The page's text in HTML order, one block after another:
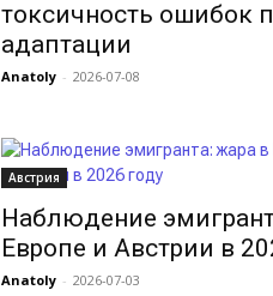
токсичность ошибок
адаптации
Anatoly - 2026-07-08
Австрия
Наблюдение
Европе и Австрии в
Anatoly - 2026-07-03